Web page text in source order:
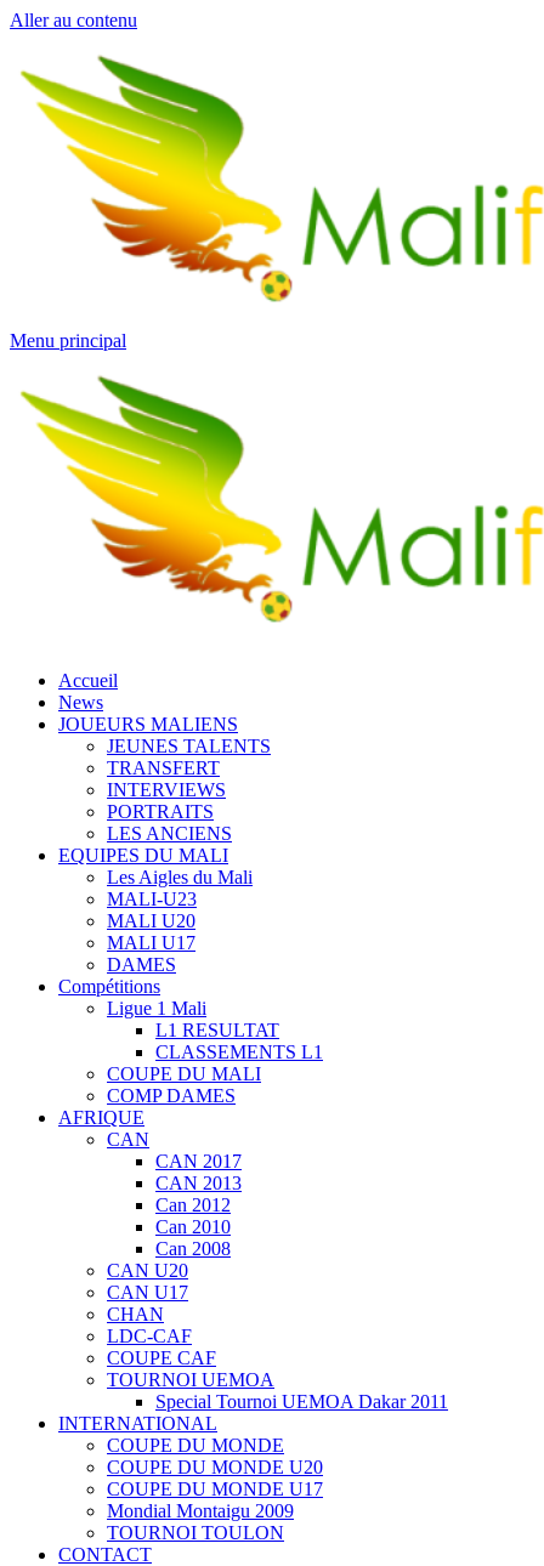
Aller au contenu
Menu principal
Accueil
News
JOUEURS MALIENS
JEUNES TALENTS
TRANSFERT
INTERVIEWS
PORTRAITS
LES ANCIENS
EQUIPES DU MALI
Les Aigles du Mali
MALI-U23
MALI U20
MALI U17
DAMES
Compétitions
Ligue 1 Mali
L1 RESULTAT
CLASSEMENTS L1
COUPE DU MALI
COMP DAMES
AFRIQUE
CAN
CAN 2017
CAN 2013
Can 2012
Can 2010
Can 2008
CAN U20
CAN U17
CHAN
LDC-CAF
COUPE CAF
TOURNOI UEMOA
Special Tournoi UEMOA Dakar 2011
INTERNATIONAL
COUPE DU MONDE
COUPE DU MONDE U20
COUPE DU MONDE U17
Mondial Montaigu 2009
TOURNOI TOULON
CONTACT